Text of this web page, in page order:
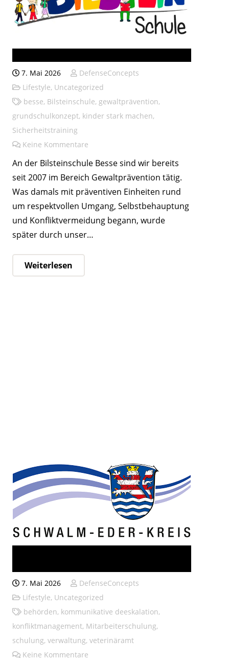
7. Mai 2026
DefenseConcepts
Lifestyle, Uncategorized
besse, Bilsteinschule, gewaltprävention,
grundschulkonzept, kinder stark machen,
Sicherheitstraining
Keine Kommentare
An der Bilsteinschule Besse sind wir bereits
seit 2007 im Bereich Gewaltprävention tätig.
Was damals mit präventiven Einheiten rund
um respektvollen Umgang, Selbstbehauptung
und Konfliktvermeidung begann, wurde
später durch unser…
Weiterlesen
7. Mai 2026
DefenseConcepts
Lifestyle, Uncategorized
behörden, kommunikative deeskalation,
konfliktmanagement, Mitarbeiterschulung,
schulung, verwaltung, veterinäramt
Keine Kommentare